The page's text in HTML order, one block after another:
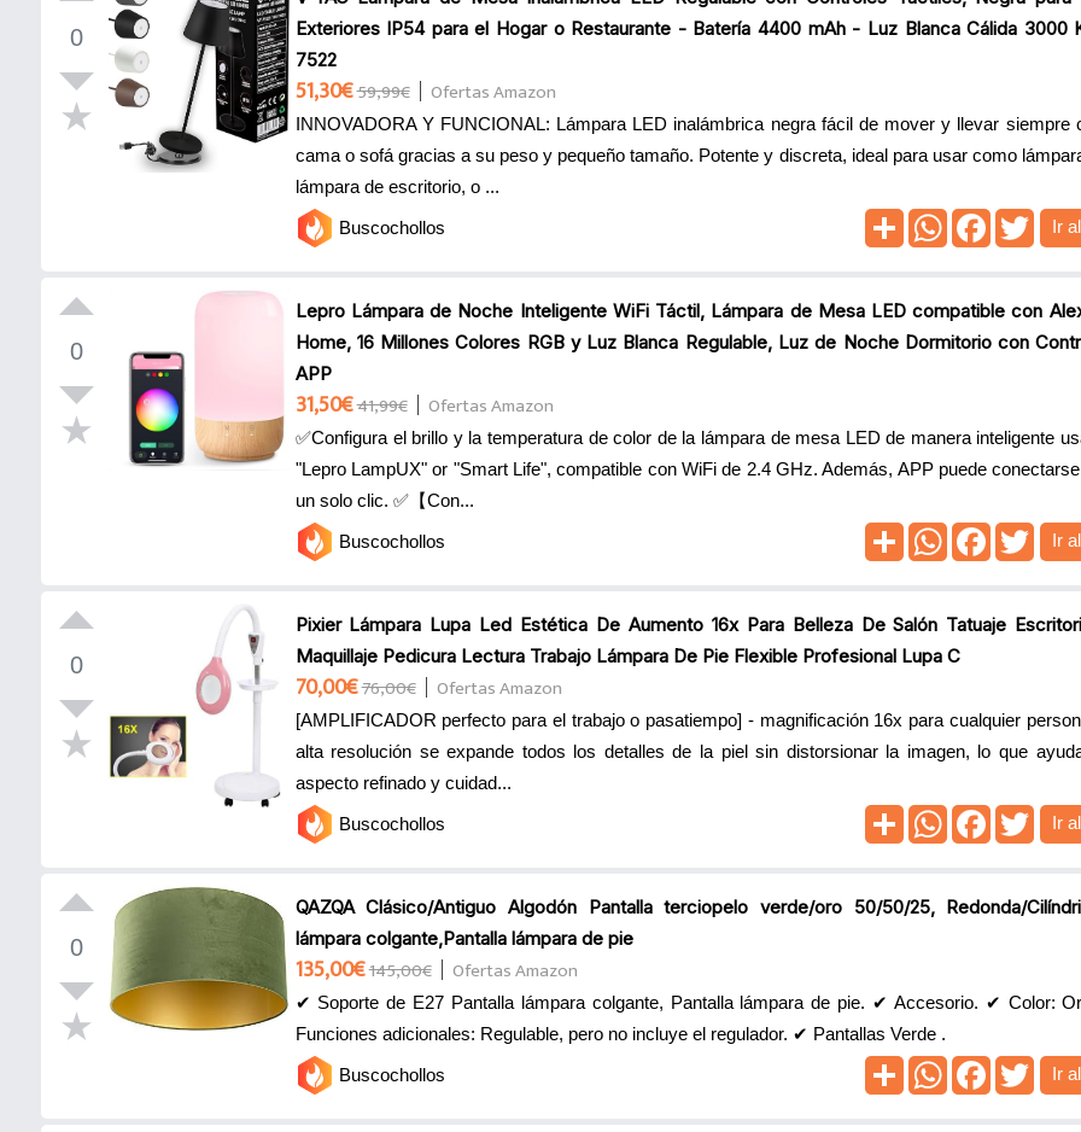
0
Exteriores IP54 para el Hogar o Restaurante - Batería 4400 mAh - Luz Blanca Cálida 3000
7522
51,30€59,99€ Ofertas Amazon
INNOVADORA Y FUNCIONAL: Lámpara LED inalámbrica negra fácil de mover y llevar siempre
cama o sofá gracias a su peso y pequeño tamaño. Potente y discreta, ideal para usar como
lámpara de escritorio, o ...
Buscochollos
Ir
0
Lepro Lámpara de Noche Inteligente WiFi Táctil, Lámpara de Mesa LED compatible con
Home, 16 Millones Colores RGB y Luz Blanca Regulable, Luz de Noche Dormitorio con
APP
31,50€41,99€ Ofertas Amazon
✅Configura el brillo y la temperatura de color de la lámpara de mesa LED de manera inteligente
"Lepro LampUX" or "Smart Life", compatible con WiFi de 2.4 GHz. Además, APP puede
un solo clic. ✅【Con...
Buscochollos
Ir
0
Pixier Lámpara Lupa Led Estética De Aumento 16x Para Belleza De Salón Tatuaje
Maquillaje Pedicura Lectura Trabajo Lámpara De Pie Flexible Profesional Lupa C
70,00€76,00€ Ofertas Amazon
[AMPLIFICADOR perfecto para el trabajo o pasatiempo] - magnificación 16x para cualquier
alta resolución se expande todos los detalles de la piel sin distorsionar la imagen, lo que
aspecto refinado y cuidad...
Buscochollos
Ir
0
QAZQA Clásico/Antiguo Algodón Pantalla terciopelo verde/oro 50/50/25, Redonda/
lámpara colgante,Pantalla lámpara de pie
135,00€145,00€ Ofertas Amazon
✔ Soporte de E27 Pantalla lámpara colgante, Pantalla lámpara de pie. ✔ Accesorio. ✔ Color:
Funciones adicionales: Regulable, pero no incluye el regulador. ✔ Pantallas Verde .
Buscochollos
Ir